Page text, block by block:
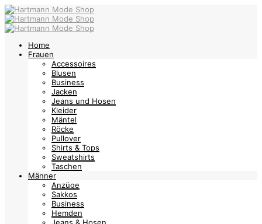
Home
Frauen
Accessoires
Blusen
Business
Jacken
Jeans und Hosen
Kleider
Mäntel
Röcke
Pullover
Shirts & Tops
Sweatshirts
Taschen
Männer
Anzüge
Sakkos
Business
Hemden